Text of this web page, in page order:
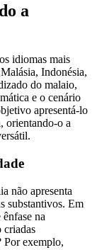
a
idiomas mais
Indonésia,
do malaio,
e o cenário
apresentá-lo
orientando-o a
não apresenta
substantivos. Em
na
criadas
Por exemplo,